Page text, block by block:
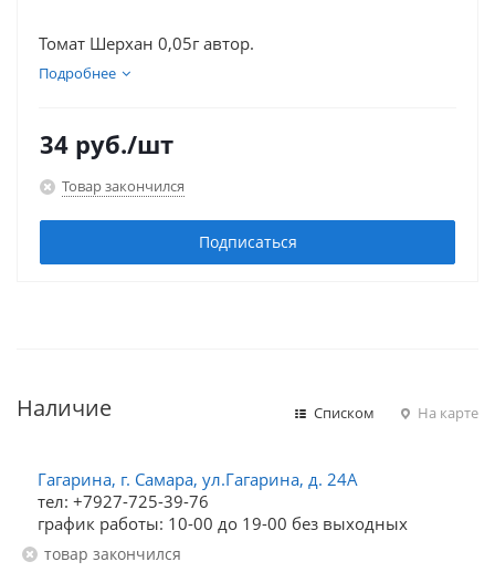
Томат Шерхан 0,05г автор.
Подробнее
34 руб./шт
Товар закончился
Подписаться
Наличие Списком На карте
Гагарина, г. Самара, ул.Гагарина, д. 24А
тел: +7927-725-39-76
график работы: 10-00 до 19-00 без выходных
Товар закончился